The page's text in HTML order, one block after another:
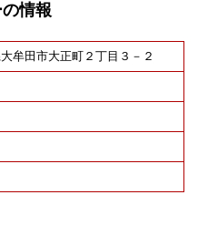
情報
牟田市大正町２丁目３－２